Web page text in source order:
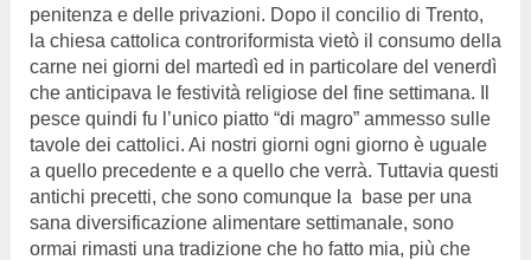
penitenza e delle privazioni. Dopo il concilio di Trento,
la chiesa cattolica controriformista vietò il consumo della
carne nei giorni del martedì ed in particolare del venerdì
che anticipava le festività religiose del fine settimana. Il
pesce quindi fu l’unico piatto “di magro” ammesso sulle
tavole dei cattolici. Ai nostri giorni ogni giorno è uguale
a quello precedente e a quello che verrà. Tuttavia questi
antichi precetti, che sono comunque la base per una
sana diversificazione alimentare settimanale, sono
ormai rimasti una tradizione che ho fatto mia, più che